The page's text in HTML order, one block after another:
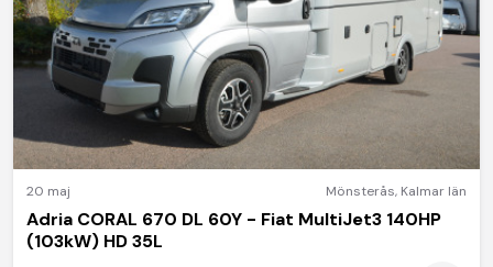
20 maj Mönsterås, Kalmar län
Adria CORAL 670 DL 60Y - Fiat MultiJet3 140HP
(103kW) HD 35L